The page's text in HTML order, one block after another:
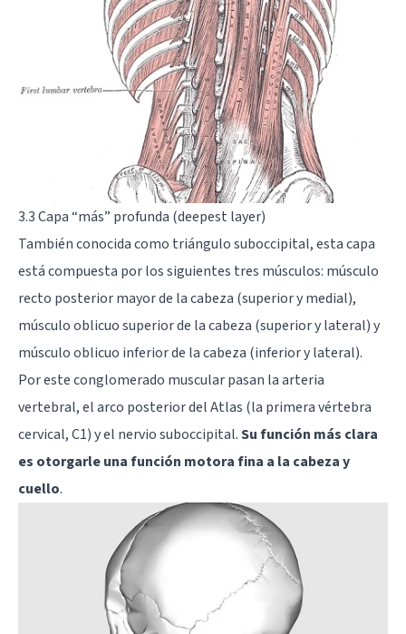
3.3 Capa “más” profunda (deepest layer)
También conocida como triángulo suboccipital, esta capa
está compuesta por los siguientes tres músculos: músculo
recto posterior mayor de la cabeza (superior y medial),
músculo oblicuo superior de la cabeza (superior y lateral) y
músculo oblicuo inferior de la cabeza (inferior y lateral).
Por este conglomerado muscular pasan la arteria
vertebral, el arco posterior del Atlas (la primera vértebra
cervical, C1) y el nervio suboccipital.Su función más clara
es otorgarle una función motora fina a la cabeza y
cuello.